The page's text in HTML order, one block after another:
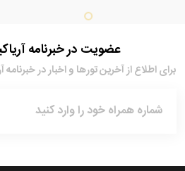
عضویت در خبرنامه
برای اطلاع از آخرین تور‌ها و اخبار در